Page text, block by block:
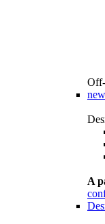
new
A